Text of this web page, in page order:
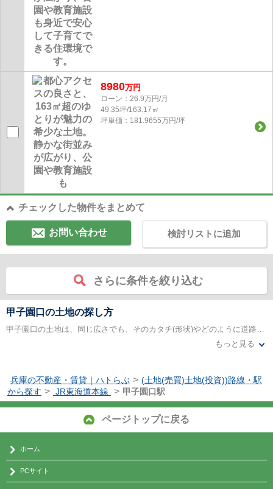
8980万円
ローン：26.9万円/月
49.35坪/163.17㎡
坪単価：181.9655万円/坪
チェックした物件をまとめて
お問い合わせ 検討リストに追加
さらに条件を絞り込む
甲子園口の土地の探し方
甲子園口の土地は、同じ広さでも、そのカタチ(形状)やどのように道路に面しているかによって、家の建築面積や床面積はもちろんのこと、住みやすさにも大きな影響を与えます。また、そうした立地条件は価格にも反映されるものです。それとやはり土地が広いに越したことはありません。しかし、家づくりの資金には限りがあります。まず、最低限どれだけの広さが必要かを決めることが大切です。また、立地条件や法的規制などの制約を確かめて、有効に利用できるかどうか確かめる必要もあります。
土地の広さはもちろんのこと、その形状や方角などは住む人のライフスタイルによって評価が異なります。まずは、図面や地図などを参考にして十分に吟味すると同時に現地へ赴き、生活する場としてふさわしいかどうか一度体感します。敷地の風通しは特に重視します。地元の人へのリサーチするという方法もよいです。長く住んでいるお年寄りの方、畑があれば農家、海辺なら漁師など、日頃から風を肌で感じている方がよく知っているはずです。また、自家用車を利用する方は道路をスムーズに通行できるか、とくに初心者や運転に不慣れな方にとっては自ら確かめてみるのが一番。家の前で車庫入れがしにくいといったことも、日々のストレスとなります。
もっと見る
兵庫の不動産・賃貸｜ハトらぶ > (土地(売買)土地(投資))路線・駅
から探す > JR東海道本線 > 甲子園口駅
ページトップに戻る
ホーム
PCサイト